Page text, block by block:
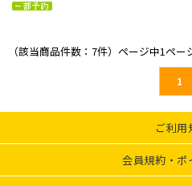
（該当商品件数：7件）ページ中1ペー
1
ご利用
会員規約・ポ